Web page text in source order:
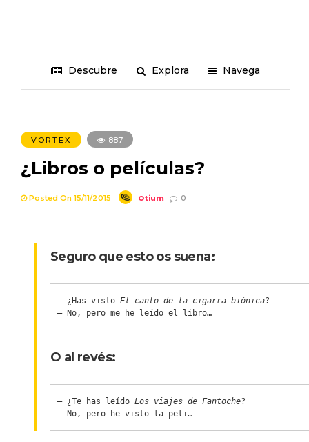
Descubre Explora Navega
VORTEX 887
¿Libros o películas?
Posted On 15/11/2015 Otium 0
Seguro que esto os suena:
– ¿Has visto El canto de la cigarra biónica?
– No, pero me he leído el libro…
O al revés:
– ¿Te has leído Los viajes de Fantoche?
– No, pero he visto la peli…